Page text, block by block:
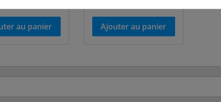
au panier Ajouter au panier